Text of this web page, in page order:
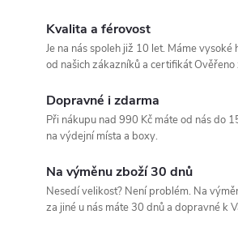
Kvalita a férovost
Je na nás spoleh již 10 let. Máme vysoké
od našich zákazníků a certifikát
Dopravné i zdarma
Při nákupu nad 990 Kč máte od nás do
na výdejní místa a boxy.
Na výměnu zboží 30 dnů
Nesedí velikost? Není problém. Na
za jiné u nás máte 30 dnů a dopravné k